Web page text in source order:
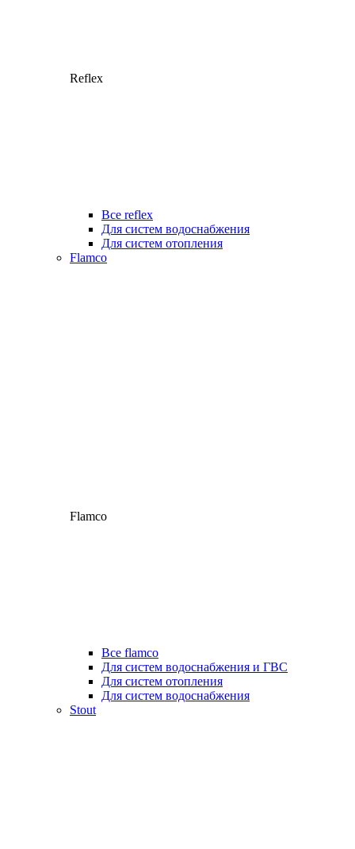
Reflex
Все reflex
Для систем водоснабжения
Для систем отопления
Flamco
Flamco
Все flamco
Для систем водоснабжения и ГВС
Для систем отопления
Для систем водоснабжения
Stout